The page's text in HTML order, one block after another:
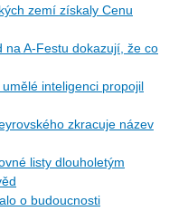
zemí získaly Cenu
na A-Festu dokazují, že co
inteligenci propojil
zkracuje název
listy dlouholetým
o budoucnosti